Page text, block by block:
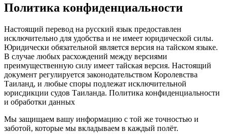
Политика конфиденциальности
Настоящий перевод на русский язык предоставлен
исключительно для удобства и не имеет юридической силы.
Юридически обязательной является версия на тайском языке.
В случае любых расхождений между версиями
преимущественную силу имеет тайская версия. Настоящий
документ регулируется законодательством Королевства
Таиланд, и любые споры подлежат исключительной
юрисдикции судов Таиланда. Политика конфиденциальности
и обработки данных
Мы защищаем вашу информацию с той же точностью и
заботой, которые мы вкладываем в каждый полёт.